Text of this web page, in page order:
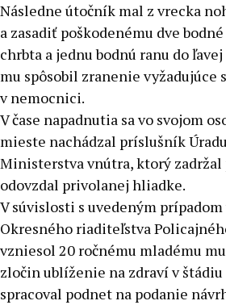
Následne útočník mal z vrecka
a zasadiť poškodenému dve
chrbta a jednu bodnú ranu do
mu spôsobil zranenie vyžadujúce
v nemocnici.
Včase napadnutia sa vo svojom
mieste nachádzal príslušník
Ministerstva vnútra, ktorý zadržal
odovzdal privolanej hliadke.
V súvislosti s uvedeným
Okresného riaditeľstva
vzniesol 20 ročnému mladému
zločin ublíženie na zdraví v štádiu
spracoval podnet na podanie